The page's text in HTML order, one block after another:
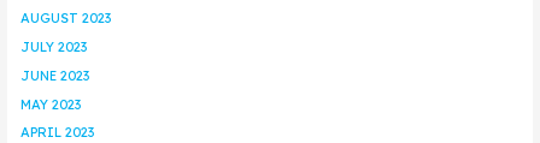
AUGUST 2023
JULY 2023
JUNE 2023
MAY 2023
APRIL 2023